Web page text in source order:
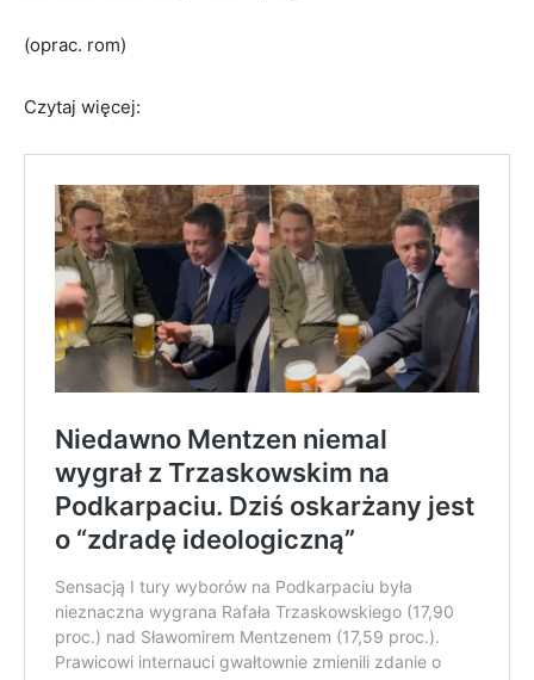
(oprac. rom)
Czytaj więcej: